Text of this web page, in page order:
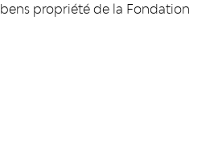
propriété de la Fondation